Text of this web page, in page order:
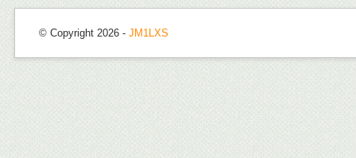
© Copyright 2026 - JM1LXS